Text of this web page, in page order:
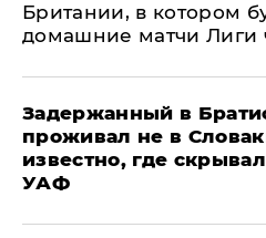
Британии, в котором
домашние матчи Лиги
Задержанный в
проживал не в
известно, где
УАФ